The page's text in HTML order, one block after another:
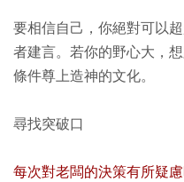
要相信自己，你絕對可以
者建言。若你的野心大，
條件尊上造神的文化。
尋找突破口
每次對老闆的決策有所疑